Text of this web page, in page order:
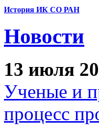
История ИК СО РАН
Новости
13 июля
Ученые и
процесс